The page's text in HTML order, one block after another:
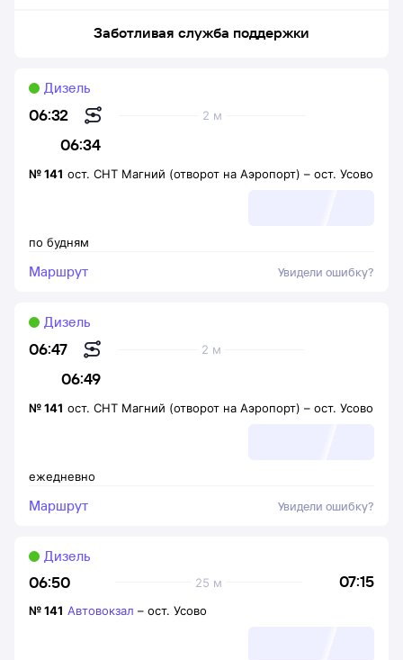
Заботливая служба поддержки
06:32
06:34
2 м
Дизель
по будням
№141 ост. СНТ Магний (отворот на Аэропорт) – ост. Усово
Маршрут Увидели ошибку?
06:47
06:49
2 м
Дизель
ежедневно
№141 ост. СНТ Магний (отворот на Аэропорт) – ост. Усово
Маршрут Увидели ошибку?
06:50 07:15
25 м
Дизель
№141 Автовокзал – ост. Усово